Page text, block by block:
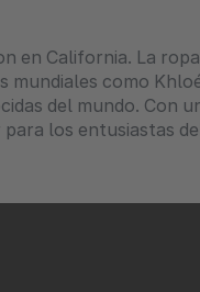
en California. La
como
del mundo. Con
los entusiastas